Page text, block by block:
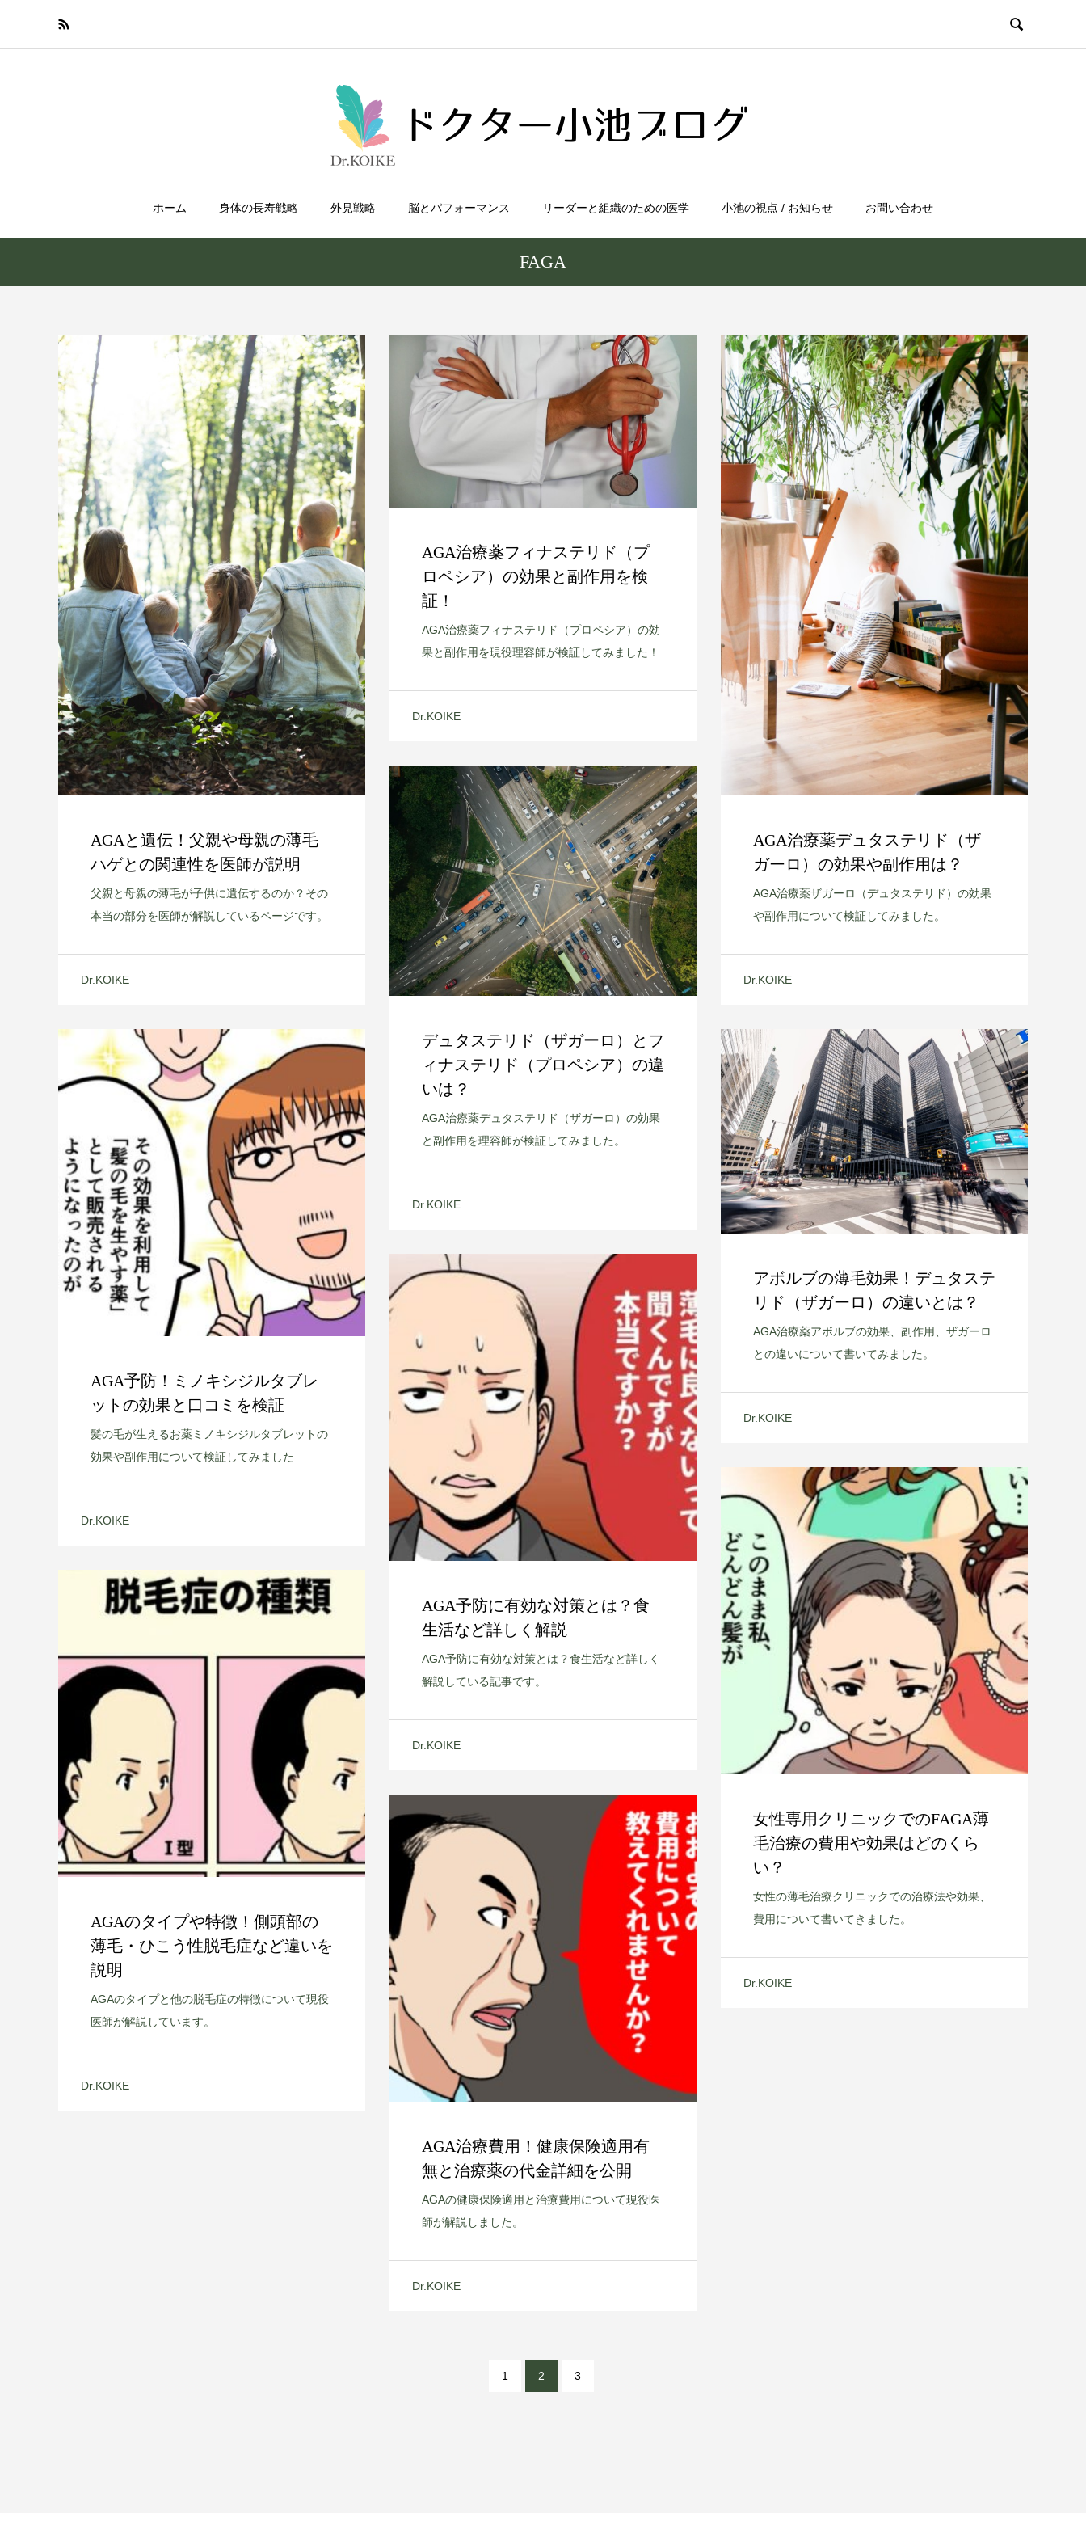

ホーム 身体の長寿戦略 外見戦略 脳とパフォーマンス リーダーと組織のための医学 小池の視点 / お知らせ お問い合わせ
FAGA
AGAと遺伝！父親や母親の薄毛
ハゲとの関連性を医師が説明
父親と母親の薄毛が子供に遺伝するのか？その
本当の部分を医師が解説しているページです。
Dr.KOIKE
AGA治療薬フィナステリド（プ
ロペシア）の効果と副作用を検
証！
AGA治療薬フィナステリド（プロペシア）の効
果と副作用を現役理容師が検証してみました！
Dr.KOIKE
AGA治療薬デュタステリド（ザ
ガーロ）の効果や副作用は？
AGA治療薬ザガーロ（デュタステリド）の効果
や副作用について検証してみました。
Dr.KOIKE
デュタステリド（ザガーロ）とフ
ィナステリド（プロペシア）の違
いは？
AGA治療薬デュタステリド（ザガーロ）の効果
と副作用を理容師が検証してみました。
Dr.KOIKE
AGA予防！ミノキシジルタブレ
ットの効果と口コミを検証
髪の毛が生えるお薬ミノキシジルタブレットの
効果や副作用について検証してみました
Dr.KOIKE
アボルブの薄毛効果！デュタステ
リド（ザガーロ）の違いとは？
AGA治療薬アボルブの効果、副作用、ザガーロ
との違いについて書いてみました。
Dr.KOIKE
AGA予防に有効な対策とは？食
生活など詳しく解説
AGA予防に有効な対策とは？食生活など詳しく
解説している記事です。
Dr.KOIKE
女性専用クリニックでのFAGA薄
毛治療の費用や効果はどのくら
い？
女性の薄毛治療クリニックでの治療法や効果、
費用について書いてきました。
Dr.KOIKE
AGAのタイプや特徴！側頭部の
薄毛・ひこう性脱毛症など違いを
説明
AGAのタイプと他の脱毛症の特徴について現役
医師が解説しています。
Dr.KOIKE
AGA治療費用！健康保険適用有
無と治療薬の代金詳細を公開
AGAの健康保険適用と治療費用について現役医
師が解説しました。
Dr.KOIKE
1 2 3